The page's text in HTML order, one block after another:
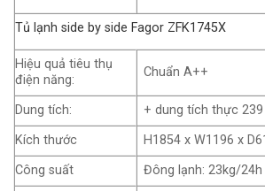
Tủ lạnh side by side Fagor ZFK1745X
Hiệu quả tiêu thụ
điện năng:
Chuẩn A++
Dung tích:
+ dung tích thực
Kích thước
H1854 x W1196 x
Công suất
Đông lạnh: 23kg/24h